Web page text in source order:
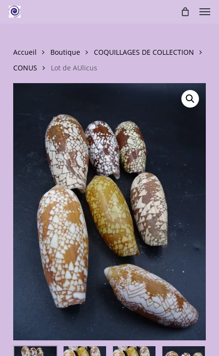
main
Accueil Boutique
COQUILLAGES DE COLLECTION
CONUS
Lot de AUlicus